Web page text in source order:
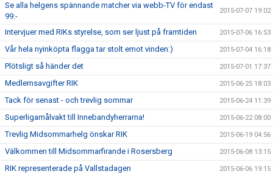
Se alla helgens spännande matcher via webb-TV för endast
99:-
2015-07-07 19:02
Intervjuer med RIKs styrelse, som ser ljust på framtiden 2015-07-06 16:53
Vår hela nyinköpta flagga tar stolt emot vinden:) 2015-07-04 16:18
Plötsligt så händer det 2015-07-01 17:37
Medlemsavgifter RIK 2015-06-25 18:03
Tack för senast - och trevlig sommar 2015-06-24 11:39
Superligamålvakt till Innebandyherrarna! 2015-06-22 08:00
Trevlig Midsommarhelg önskar RIK 2015-06-19 04:56
Välkommen till Midsommarfirande i Rosersberg 2015-06-08 13:15
RIK representerade på Vallstadagen 2015-06-06 19:15